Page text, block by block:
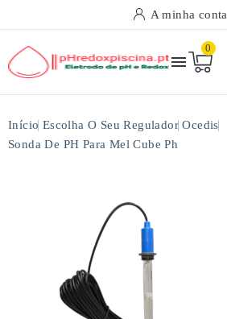
A minha conta

0
Início Escolha O Seu Regulador Ocedis
Sonda De PH Para Mel Cube Ph